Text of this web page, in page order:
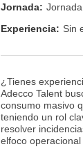
Jornada:
Experiencia: Sin
¿Tienes
Adecco Talent
consumo masivo
teniendo un rol
resolver
elfoco